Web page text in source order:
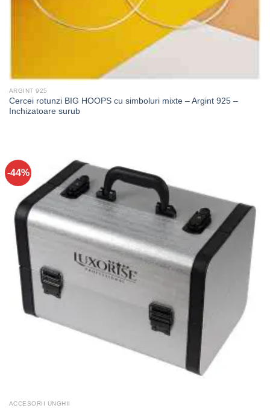
ARGINT 925
Cercei rotunzi BIG HOOPS cu simboluri mixte – Argint 925 –
Inchizatoare surub
-44%
ACCESORII UNGHII